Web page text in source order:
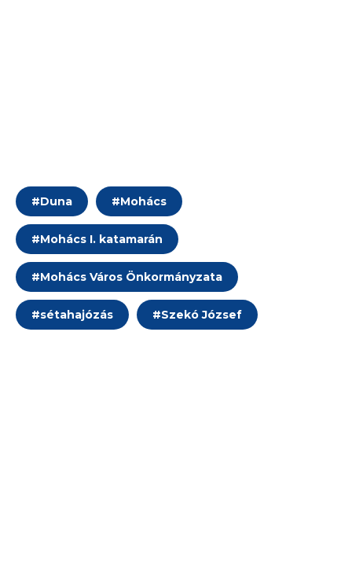
#Duna #Mohács
#Mohács I. katamarán
#Mohács Város Önkormányzata
#sétahajózás #Szekó József